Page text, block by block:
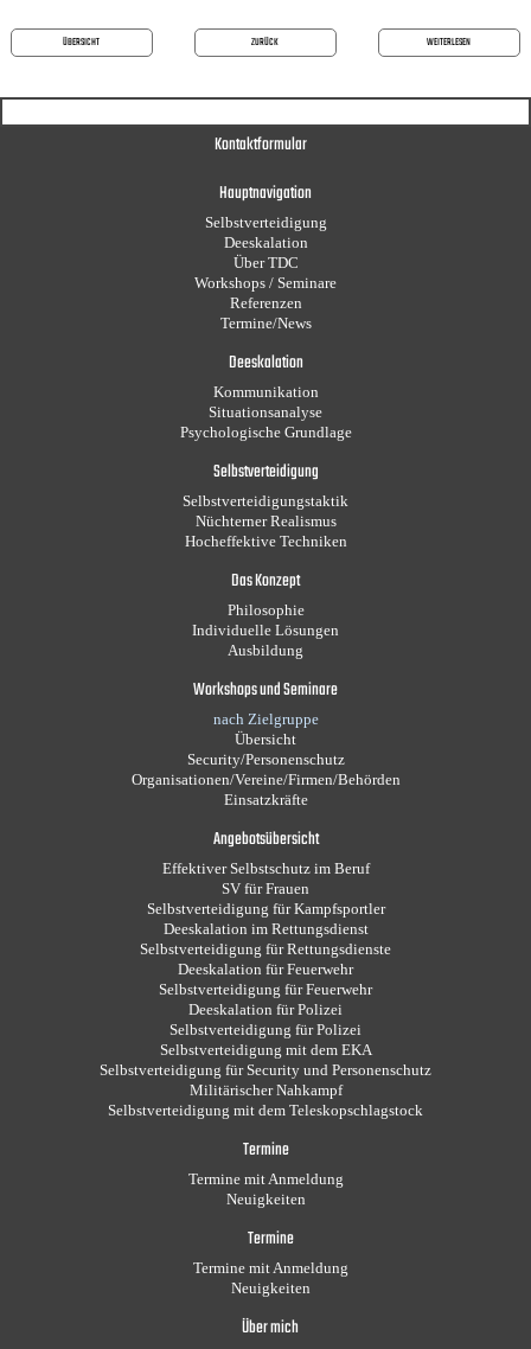
ÜBERSICHT ZURÜCK WEITERLESEN
Kontaktformular
Hauptnavigation
Selbstverteidigung
Deeskalation
Über TDC
Workshops / Seminare
Referenzen
Termine/News
Deeskalation
Kommunikation
Situationsanalyse
Psychologische Grundlage
Selbstverteidigung
Selbstverteidigungstaktik
Nüchterner Realismus
Hocheffektive Techniken
Das Konzept
Philosophie
Individuelle Lösungen
Ausbildung
Workshops und Seminare
nach Zielgruppe
Übersicht
Security/Personenschutz
Organisationen/Vereine/Firmen/Behörden
Einsatzkräfte
Angebotsübersicht
Effektiver Selbstschutz im Beruf
SV für Frauen
Selbstverteidigung für Kampfsportler
Deeskalation im Rettungsdienst
Selbstverteidigung für Rettungsdienste
Deeskalation für Feuerwehr
Selbstverteidigung für Feuerwehr
Deeskalation für Polizei
Selbstverteidigung für Polizei
Selbstverteidigung mit dem EKA
Selbstverteidigung für Security und Personenschutz
Militärischer Nahkampf
Selbstverteidigung mit dem Teleskopschlagstock
Termine
Termine mit Anmeldung
Neuigkeiten
Termine
Termine mit Anmeldung
Neuigkeiten
Über mich